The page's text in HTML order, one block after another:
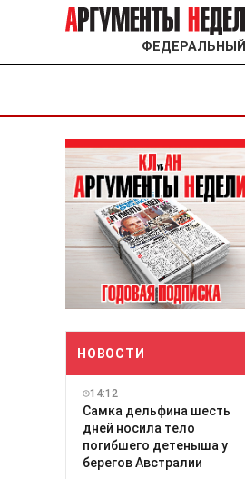
ФЕДЕРАЛЬНЫЙ
НОВОСТИ
14:12
Самка дельфина шесть
дней носила тело
погибшего детеныша у
берегов Австралии